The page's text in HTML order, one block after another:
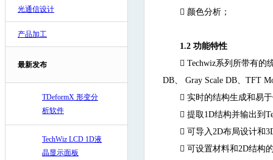
光通信设计
产品加工
最新发布
TDeformX 形变分
析软件
TechWiz LCD 1D液
晶显示面板
 颜色分析；
1.2 功能特性
 Techwiz系列所带有
DB、 Gray Scale DB、TFT
 实时的结构生成和易
 提取1D结构并输出到
 可导入2D布局设计和
 可设置材料和2D结构